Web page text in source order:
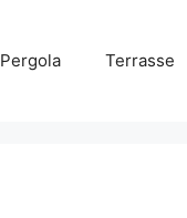
Pergola Terrasse